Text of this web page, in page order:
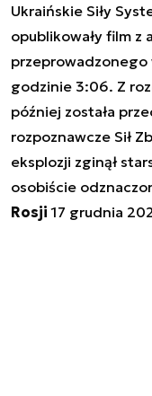
Ukraińskie Siły
opublikowały film z
godzinie 3:06. Z
później została
rozpoznawcze Sił
eksplozji zginął
osobiście
Rosji 17 grudnia